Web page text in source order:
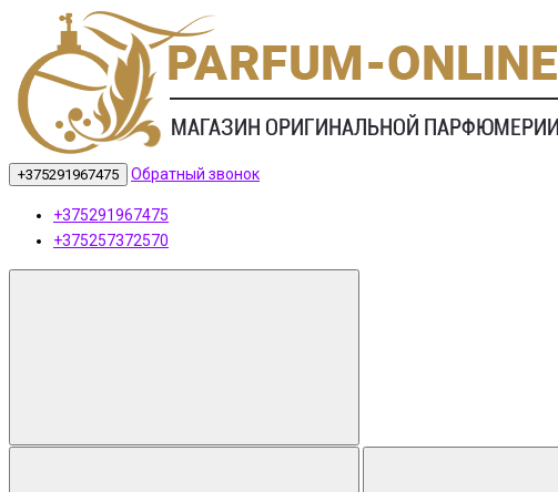
+375291967475 Обратный звонок
+375291967475
+375257372570